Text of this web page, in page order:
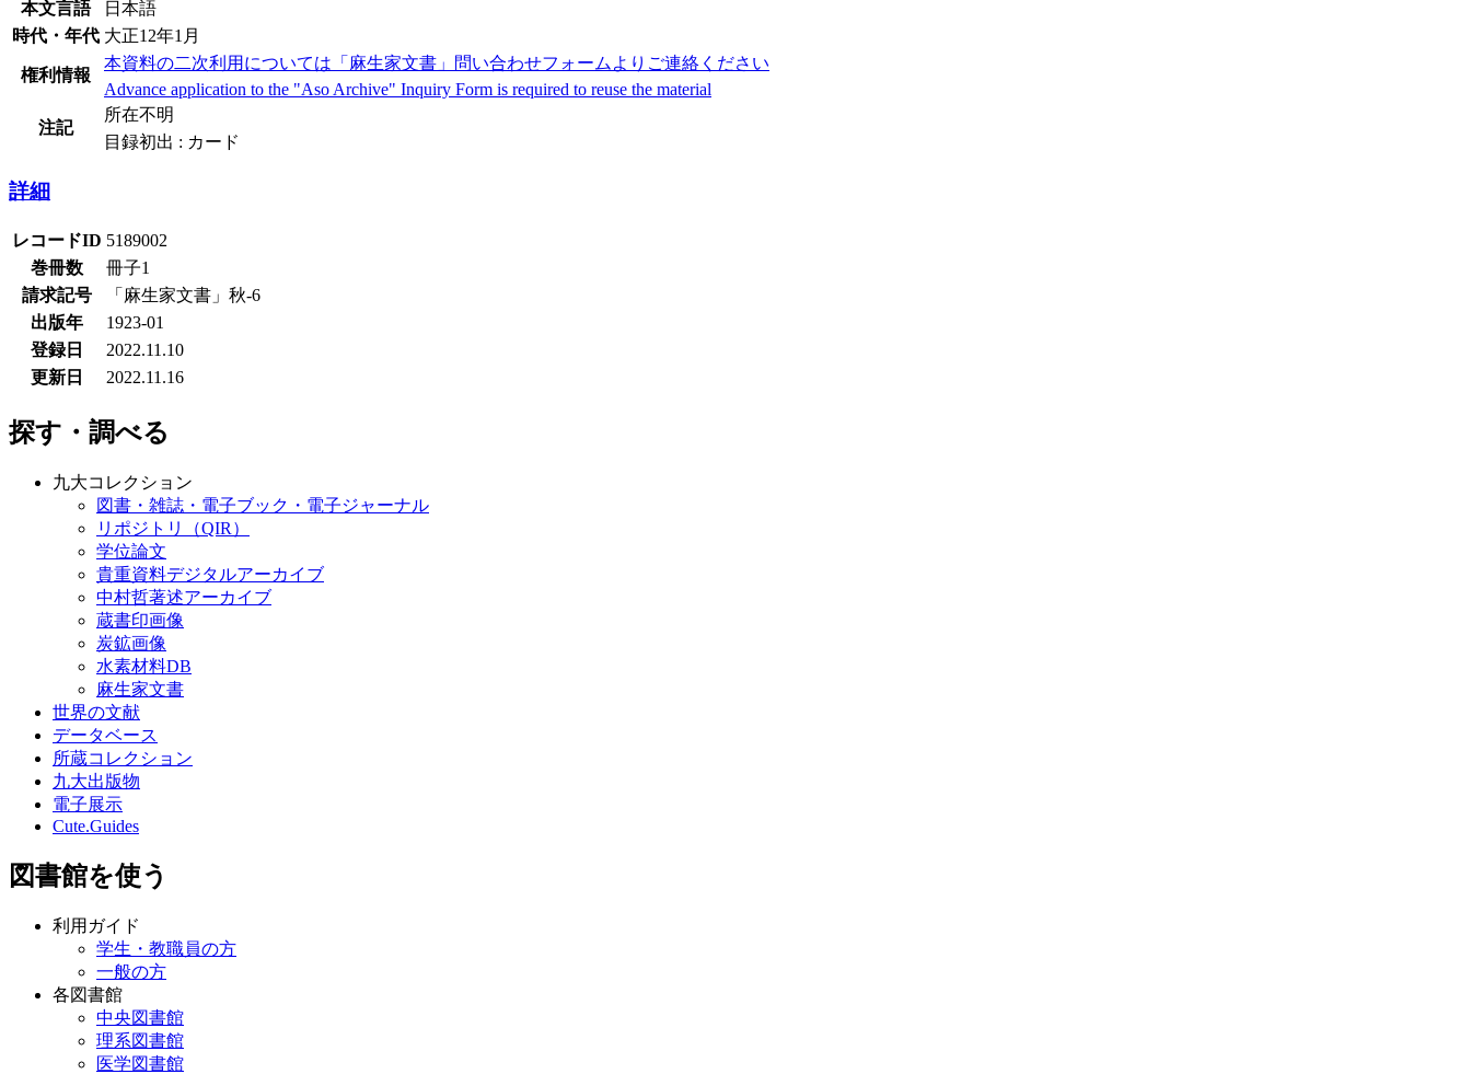
本文言語
日本語
時代・年代 大正12年1月
権利情報
本資料の二次利用については「麻生家文書」問い合わせフォームよりご連絡ください
Advance application to the "Aso Archive" Inquiry Form is required to reuse the material
注記
所在不明
目録初出 : カード
詳細
レコードID 5189002
巻冊数
冊子1
請求記号
「麻生家文書」秋-6
出版年
1923-01
登録日
2022.11.10
更新日
2022.11.16
探す・調べる
九大コレクション
図書・雑誌・電子ブック・電子ジャーナル
リポジトリ（QIR）
学位論文
貴重資料デジタルアーカイブ
中村哲著述アーカイブ
蔵書印画像
炭鉱画像
水素材料DB
麻生家文書
世界の文献
データベース
所蔵コレクション
九大出版物
電子展示
Cute.Guides
図書館を使う
利用ガイド
学生・教職員の方
一般の方
各図書館
中央図書館
理系図書館
医学図書館